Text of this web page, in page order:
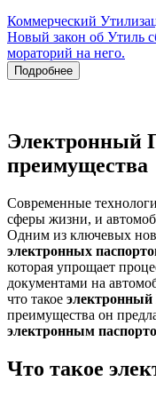
Коммерческий
Новый закон об Утиль
мораторий на него.
Подробнее
Электронный
преимущества
Современные
сферы жизни, и
Одним из ключевых
электронных
которая упрощает
документами на
что такое
преимущества он
электронным
Что такое